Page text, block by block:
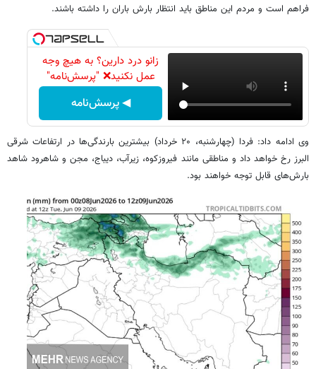
فراهم است و مردم این مناطق باید انتظار بارش باران را داشته باشند.
زانو درد دارین؟ به هیچ وجه
عمل نکنید❌ "پرسش‌نامه"
◀ پرسش‌نامه
وی ادامه داد: فردا (چهارشنبه، ۲۰ خرداد) بیشترین بارندگی‌ها در ارتفاعات شرقی
البرز رخ خواهد داد و مناطقی مانند فیروزکوه، زیرآب، دیباج، مجن و شاهرود شاهد
بارش‌های قابل توجه خواهند بود.